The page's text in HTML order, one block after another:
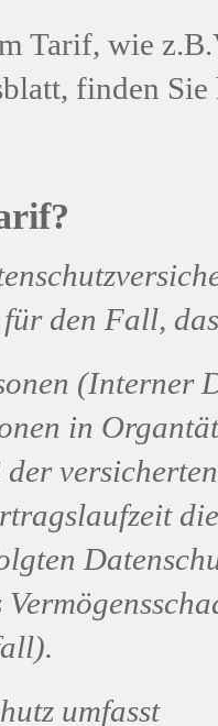
Tarif, wie
finden
den Fall,
(Interner
in
umfasst